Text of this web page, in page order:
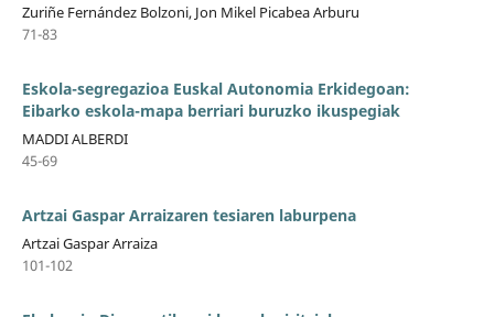
Zuriñe Fernández Bolzoni, Jon Mikel Picabea Arburu
71-83
Eskola-segregazioa Euskal Autonomia Erkidegoan:
Eibarko eskola-mapa berriari buruzko ikuspegiak
MADDI ALBERDI
45-69
Artzai Gaspar Arraizaren tesiaren laburpena
Artzai Gaspar Arraiza
101-102